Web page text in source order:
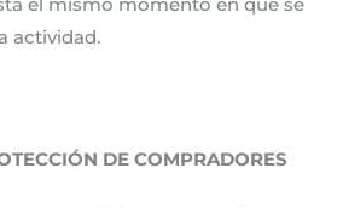
el mismo momento en que se
actividad.
DE COMPRADORES